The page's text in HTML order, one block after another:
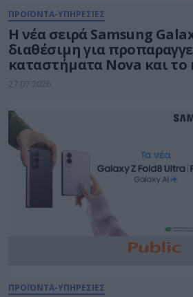
ΠΡΟΪΟΝΤΑ-ΥΠΗΡΕΣΙΕΣ
Η νέα σειρά Samsung
διαθέσιμη για
καταστήματα Nova και το
27.07.2026
ΠΡΟΪΟΝΤΑ-ΥΠΗΡΕΣΙΕΣ